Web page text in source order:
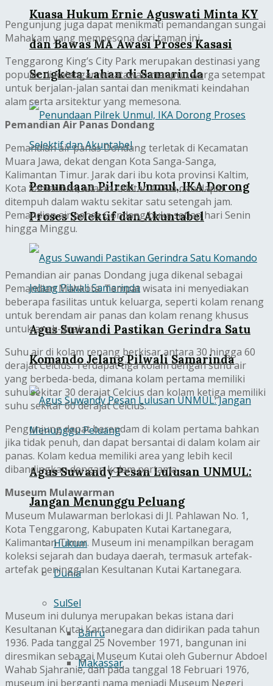
Kuasa Hukum Ernie Aguswati Minta KY
dan Bawas MA Awasi Proses Kasasi
Sengketa Lahan di Samarinda
Penundaan Pilrek Unmul, IKA Dorong
Proses Selektif dan Akuntabel
Agus Suwandi Pastikan Gerindra Satu
Komando Jelang Pilwali Samarinda
Agus Suwandy Pesan Lulusan UNMUL:
Jangan Menunggu Peluang
Hukum
Dunia
SulSel
Barru
Makassar
Pengunjung juga dapat menikmati pemandangan sungai
Mahakam yang mempesona dari taman ini.
Tenggarong King’s City Park merupakan destinasi yang
populer di kalangan wisatawan maupun warga setempat
untuk berjalan-jalan santai dan menikmati keindahan
alam serta arsitektur yang memesona.
Pemandian Air Panas Dondang
Pemandian air panas Dondang terletak di Kecamatan
Muara Jawa, dekat dengan Kota Sanga-Sanga,
Kalimantan Timur. Jarak dari ibu kota provinsi Kaltim,
Kota Samarinda, adalah sekitar 47 km dan dapat
ditempuh dalam waktu sekitar satu setengah jam.
Pemandian air panas Gondang buka setiap hari Senin
hingga Minggu.
Pemandian air panas Dondang juga dikenal sebagai
Pemandian Mahkota. Tempat wisata ini menyediakan
beberapa fasilitas untuk keluarga, seperti kolam renang
untuk berendam air panas dan kolam renang khusus
untuk anak-anak.
Suhu air di kolam renang berkisar antara 30 hingga 60
derajat Celcius. Terdapat tiga kolam dengan suhu air
yang berbeda-beda, dimana kolam pertama memiliki
suhu sekitar 30 derajat Celcius dan kolam ketiga memiliki
suhu sekitar 60 derajat Celcius.
Pengunjung dapat berendam di kolam pertama bahkan
jika tidak penuh, dan dapat bersantai di dalam kolam air
panas. Kolam kedua memiliki area yang lebih kecil
dibandingkan dengan kolam pertama.
Museum Mulawarman
Museum Mulawarman berlokasi di Jl. Pahlawan No. 1,
Kota Tenggarong, Kabupaten Kutai Kartanegara,
Kalimantan Timur. Museum ini menampilkan beragam
koleksi sejarah dan budaya daerah, termasuk artefak-
artefak peninggalan Kesultanan Kutai Kartanegara.
Museum ini dulunya merupakan bekas istana dari
Kesultanan Kutai Kartanegara dan didirikan pada tahun
1936. Pada tanggal 25 November 1971, bangunan ini
diresmikan sebagai Museum Kutai oleh Gubernur Abdoel
Wahab Sjahranie, dan pada tanggal 18 Februari 1976,
museum ini berganti nama menjadi Museum Negeri